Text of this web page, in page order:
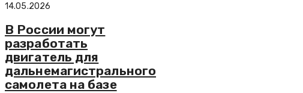
14.05.2026
В России могут
разработать
двигатель для
дальнемагистрального
самолета на базе